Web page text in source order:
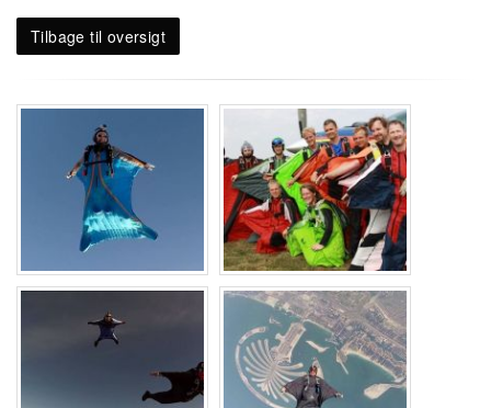
Tilbage til oversigt